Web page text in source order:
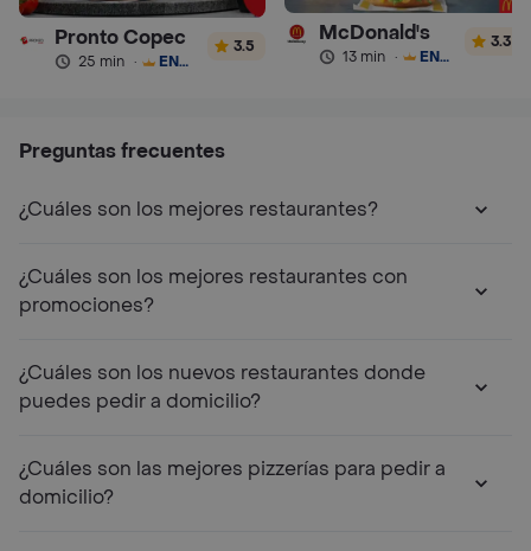
Pronto Copec
25 min · ENVÍO GRATIS
3.5
McDonald's
13 min · ENVÍO GRATIS
3.3
Preguntas frecuentes
¿Cuáles son los mejores restaurantes?
¿Cuáles son los mejores restaurantes con
promociones?
¿Cuáles son los nuevos restaurantes donde
puedes pedir a domicilio?
¿Cuáles son las mejores pizzerías para pedir a
domicilio?